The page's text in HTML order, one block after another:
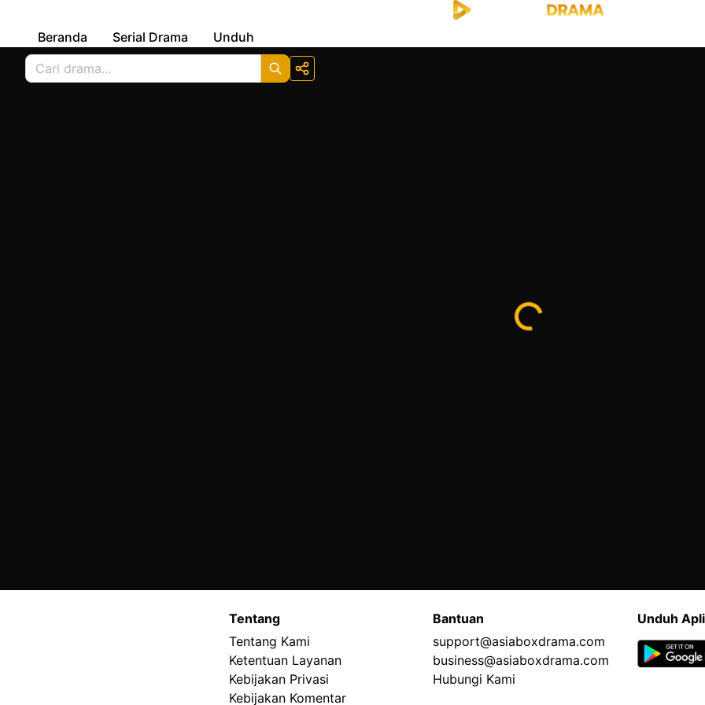
Beranda Serial Drama Unduh
Tentang
Tentang Kami
Ketentuan Layanan
Kebijakan Privasi
Kebijakan Komentar
Bantuan
support@asiaboxdrama.com
business@asiaboxdrama.com
Hubungi Kami
Unduh